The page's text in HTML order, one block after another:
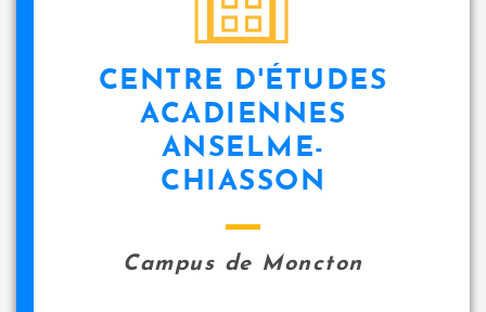
CENTRE D'ÉTUDES
ACADIENNES
ANSELME-
CHIASSON
Campus de Moncton